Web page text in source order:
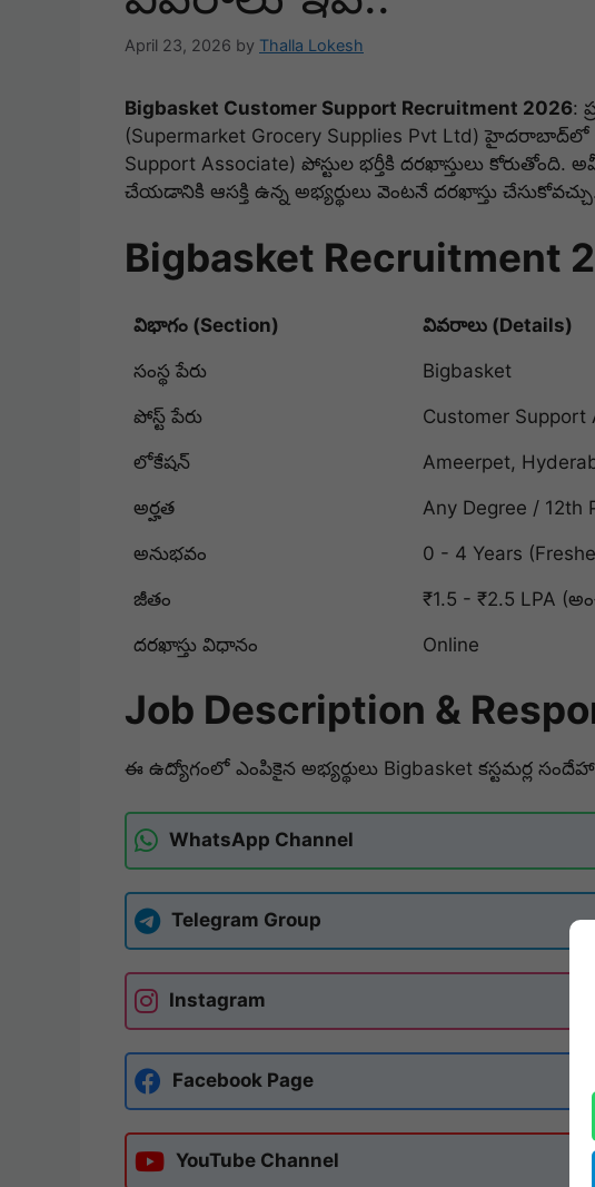
April 23, 2026 by Thalla Lokesh
Bigbasket Customer Support Recruitment 2026:
(Supermarket Grocery Supplies Pvt Ltd)
Support Associate) పోస్టుల భర్తీకి దరఖాస్తులు
చేయడానికి ఆసక్తి ఉన్న అభ్యర్థులు వెంటనే దరఖాస్తు చేసుకోవచ్చు.
Bigbasket Recruitment
విభాగం (Section) వివరాలు (Details)
సంస్థ పేరు Bigbasket
పోస్ట్ పేరు Customer Support
లోకేషన్ Ameerpet,
అర్హత Any Degree / 12th
అనుభవం 0 - 4 Years
జీతం ₹1.5 - ₹2.5 LPA
దరఖాస్తు విధానం Online
Job Description &
ఈ ఉద్యోగంలో ఎంపికైన అభ్యర్థులు Bigbasket కస్టమర్ల
WhatsApp Channel
Telegram Group
Instagram
Facebook Page
YouTube Channel